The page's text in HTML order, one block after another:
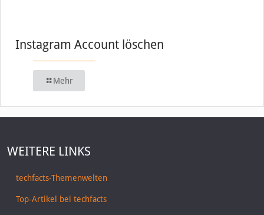
Instagram Account löschen
Mehr
WEITERE LINKS
techfacts-Themenwelten
Top-Artikel bei techfacts